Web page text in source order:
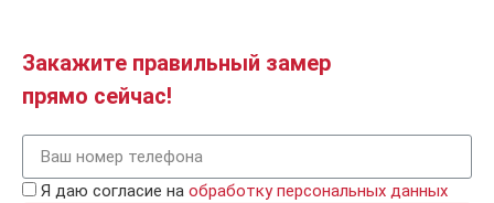
Закажите правильный замер
прямо сейчас!
Я даю согласие на обработку персональных данных